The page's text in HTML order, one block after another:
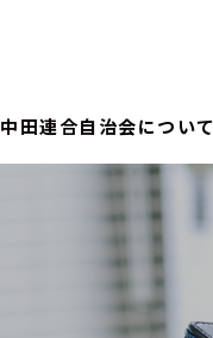
中田連合自治会について